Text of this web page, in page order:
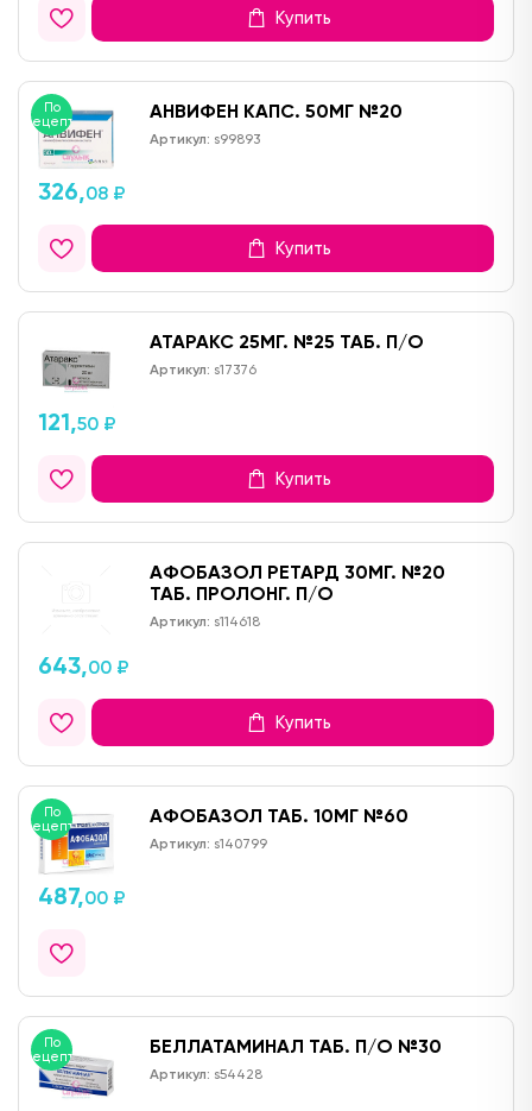
Купить
По
рецепту
АНВИФЕН КАПС. 50МГ №20
Артикул: s99893
326,08 ₽
Купить
АТАРАКС 25МГ. №25 ТАБ. П/О
Артикул: s17376
121,50 ₽
Купить
АФОБАЗОЛ РЕТАРД 30МГ. №20
ТАБ. ПРОЛОНГ. П/О
Артикул: s114618
643,00 ₽
Купить
По
рецепту
АФОБАЗОЛ ТАБ. 10МГ №60
Артикул: s140799
487,00 ₽
По
рецепту
БЕЛЛАТАМИНАЛ ТАБ. П/О №30
Артикул: s54428